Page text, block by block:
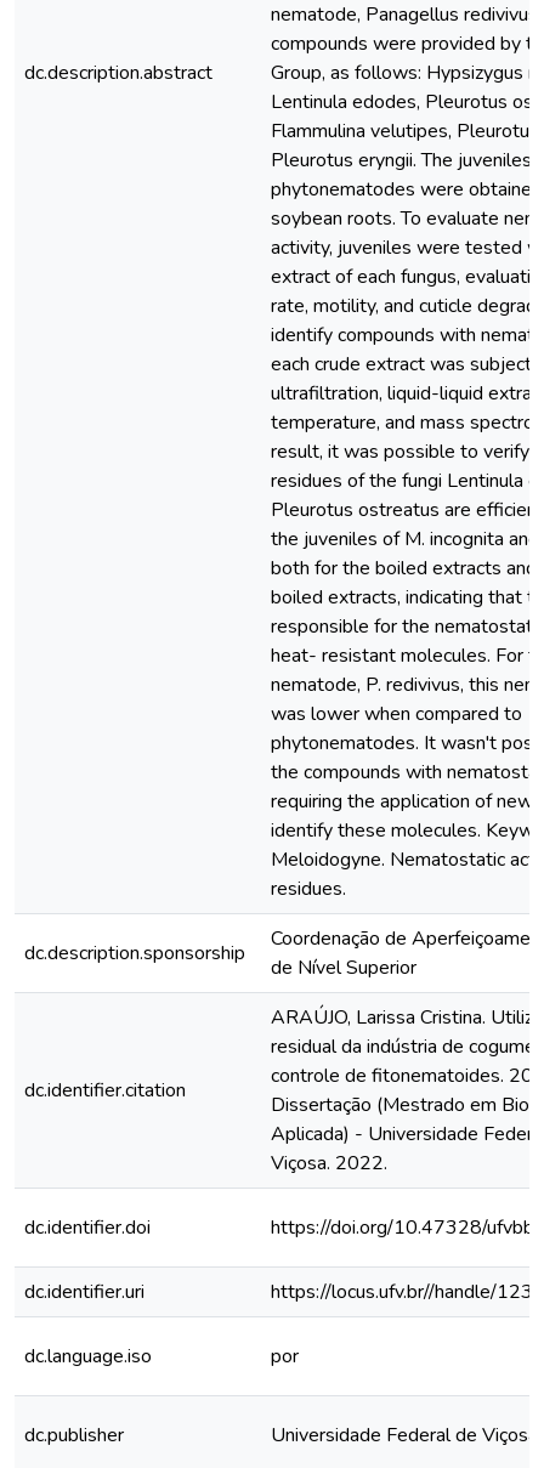
dc.description.abstract
nematode, Panagellus
compounds were provided by
Group, as follows: Hypsizygus
Lentinula edodes, Pleurotus
Flammulina velutipes, Pleurotus
Pleurotus eryngii. The juveniles
phytonematodes were
soybean roots. To evaluate
activity, juveniles were tested
extract of each fungus,
rate, motility, and cuticle
identify compounds with
each crude extract was
ultrafiltration, liquid-liquid
temperature, and mass
result, it was possible to verify
residues of the fungi Lentinula
Pleurotus ostreatus are
the juveniles of M. incognita and
both for the boiled extracts and
boiled extracts, indicating that
responsible for the
heat- resistant molecules. For
nematode, P. redivivus, this
was lower when compared to
phytonematodes. It wasn't
the compounds with
requiring the application of new
identify these molecules.
Meloidogyne. Nematostatic
residues.
dc.description.sponsorship
Coordenação de
de Nível Superior
dc.identifier.citation
ARAÚJO, Larissa Cristina.
residual da indústria de
controle de fitonematoides.
Dissertação (Mestrado em
Aplicada) - Universidade
Viçosa. 2022.
dc.identifier.doi https://doi.org/10.47328/
dc.identifier.uri https://locus.ufv.br//handle/
dc.language.iso por
dc.publisher Universidade Federal de Viçosa